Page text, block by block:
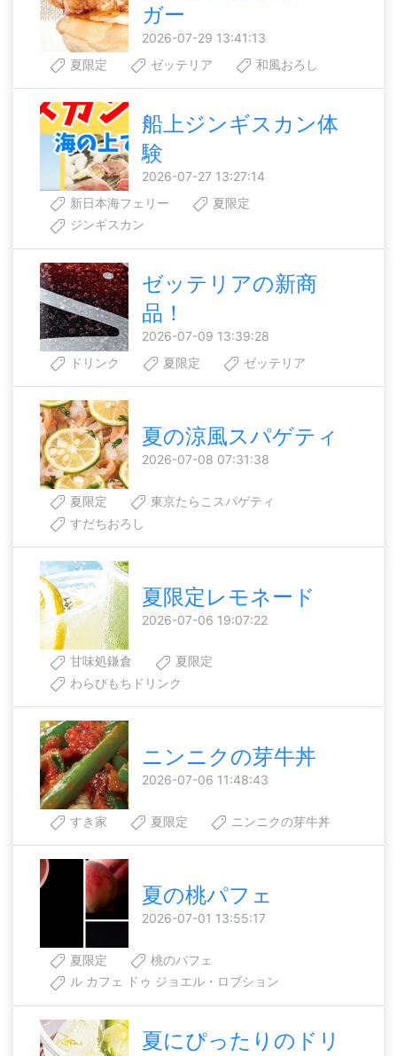
ガー
2026-07-29 13:41:13
夏限定
ゼッテリア 和風おろし
船上ジンギスカン体
験
2026-07-27 13:27:14
新日本海フェリー
夏限定
ジンギスカン
ゼッテリアの新商
品！
2026-07-09 13:39:28
ドリンク
夏限定 ゼッテリア
夏の涼風スパゲティ
2026-07-08 07:31:38
夏限定
東京たらこスパゲティ
すだちおろし
夏限定レモネード
2026-07-06 19:07:22
甘味処鎌倉
夏限定
わらびもちドリンク
ニンニクの芽牛丼
2026-07-06 11:48:43
すき家 夏限定 ニンニクの芽牛丼
夏の桃パフェ
2026-07-01 13:55:17
夏限定
桃のパフェ
ル カフェ ドゥ ジョエル・ロブション
夏にぴったりのドリ